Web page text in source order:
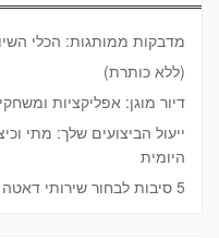
מדבקות ממותגות: הכלי
(ללא כותרת)
דיור מוגן: אפליקציות
ייעול הביצועים שלך: מתי
היומית
5 סיבות לבחור שירותי דאטה סנטר בישראל